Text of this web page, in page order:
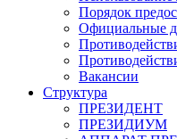
Порядок
Официальные
Вакансии
Структура
ПРЕЗИДЕНТ
ПРЕЗИДИУМ